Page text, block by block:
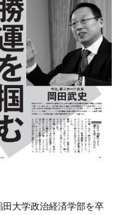
大学政治経済学部を卒